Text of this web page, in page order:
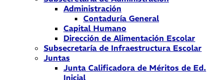
Administración
Contaduría General
Capital Humano
Dirección de Alimentación Escolar
Subsecretaría de Infraestructura Escolar
Juntas
Junta Calificadora de Méritos de Ed.
Inicial